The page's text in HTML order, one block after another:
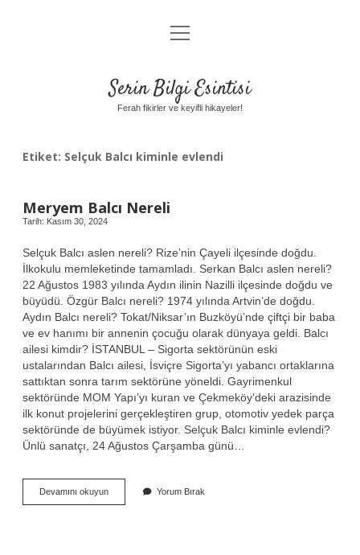
Anasayfa
Yasal Uyarı
menüyü
aç
Serin Bilgi Esintisi
Ferah fikirler ve keyifli hikayeler!
Etiket: Selçuk Balcı kiminle evlendi
Meryem Balcı Nereli
Tarih: Kasım 30, 2024
Selçuk Balcı aslen nereli? Rize’nin Çayeli ilçesinde doğdu.
İlkokulu memleketinde tamamladı. Serkan Balcı aslen nereli?
22 Ağustos 1983 yılında Aydın ilinin Nazilli ilçesinde doğdu ve
büyüdü. Özgür Balcı nereli? 1974 yılında Artvin’de doğdu.
Aydın Balcı nereli? Tokat/Niksar’ın Buzköyü’nde çiftçi bir baba
ve ev hanımı bir annenin çocuğu olarak dünyaya geldi. Balcı
ailesi kimdir? İSTANBUL – Sigorta sektörünün eski
ustalarından Balcı ailesi, İsviçre Sigorta’yı yabancı ortaklarına
sattıktan sonra tarım sektörüne yöneldi. Gayrimenkul
sektöründe MOM Yapı’yı kuran ve Çekmeköy’deki arazisinde
ilk konut projelerini gerçekleştiren grup, otomotiv yedek parça
sektöründe de büyümek istiyor. Selçuk Balcı kiminle evlendi?
Ünlü sanatçı, 24 Ağustos Çarşamba günü…
Devamını okuyunMeryem
Balcı
Yorum Bırak